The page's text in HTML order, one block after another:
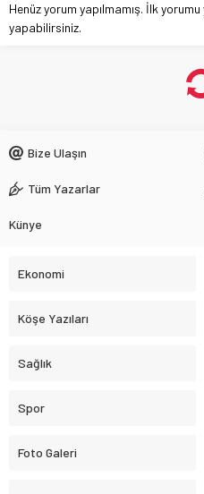
Henüz yorum yapılmamış. İlk
yapabilirsiniz.
Bize Ulaşın
Tüm Yazarlar
Künye
Ekonomi
Köşe Yazıları
Sağlık
Spor
Foto Galeri